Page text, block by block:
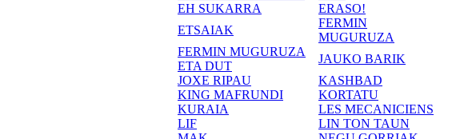
EH SUKARRA
ERASO!
ETSAIAK
FERMIN
MUGURUZA
FERMIN MUGURUZA
ETA DUT
JAUKO BARIK
JOXE RIPAU
KASHBAD
KING MAFRUNDI
KORTATU
KURAIA
LES MECANICIENS
LIF
LIN TON TAUN